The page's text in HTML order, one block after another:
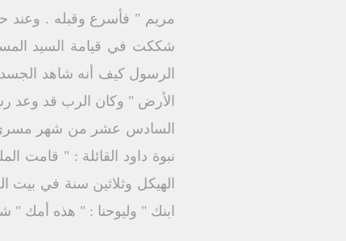
مريم " فأسرع وقبله . وعند
شككت في قيامة السيد
الرسول كيف أنه شاهد
الأرض " وكان الرب قد وعد
السادس عشر من شهر مسرى
نبوة داود القائلة : " قامت
الهيكل وثلاثين سنة في بيت
ابنك " وليوحنا : " هذه أمك "